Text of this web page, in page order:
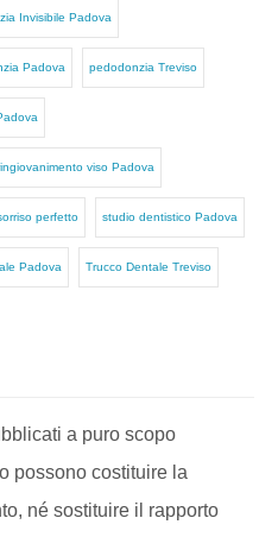
Invisibile Padova
Padova pedodonzia Treviso
viso Padova
perfetto studio dentistico Padova
Padova Trucco Dentale Treviso
a puro scopo
possono costituire la
né sostituire il rapporto